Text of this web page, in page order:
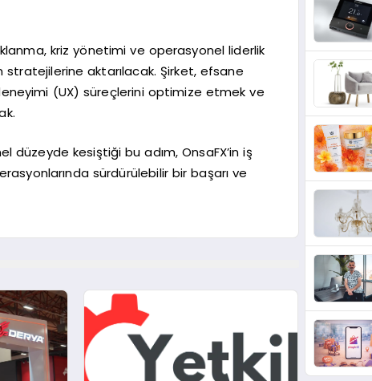
kriz yönetimi ve operasyonel liderlik
stratejilerine aktarılacak. Şirket, efsane
(UX) süreçlerini optimize etmek ve
kesiştiği bu adım, OnsaFX’in iş
sürdürülebilir bir başarı ve